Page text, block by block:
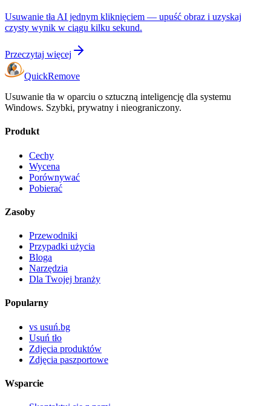
Usuwanie tła AI jednym kliknięciem — upuść obraz i uzyskaj
czysty wynik w ciągu kilku sekund.
Przeczytaj więcej
QuickRemove
Usuwanie tła w oparciu o sztuczną inteligencję dla systemu
Windows. Szybki, prywatny i nieograniczony.
Produkt
Cechy
Wycena
Porównywać
Pobierać
Zasoby
Przewodniki
Przypadki użycia
Bloga
Narzędzia
Dla Twojej branży
Popularny
vs usuń.bg
Usuń tło
Zdjęcia produktów
Zdjęcia paszportowe
Wsparcie